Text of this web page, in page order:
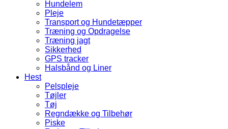
Hundelem
Pleje
Transport og Hundetæpper
Træning og Opdragelse
Træning jagt
Sikkerhed
GPS tracker
Halsbånd og Liner
Hest
Pelspleje
Tøjler
Tøj
Regndække og Tilbehør
Piske